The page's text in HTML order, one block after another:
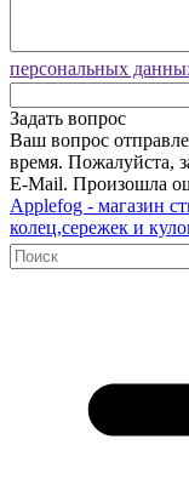
персональных
Задать вопрос
Ваш вопрос
время. Пожалуйста,
E-Mail. Произошла
Applefog - магазин
колец,сережек и